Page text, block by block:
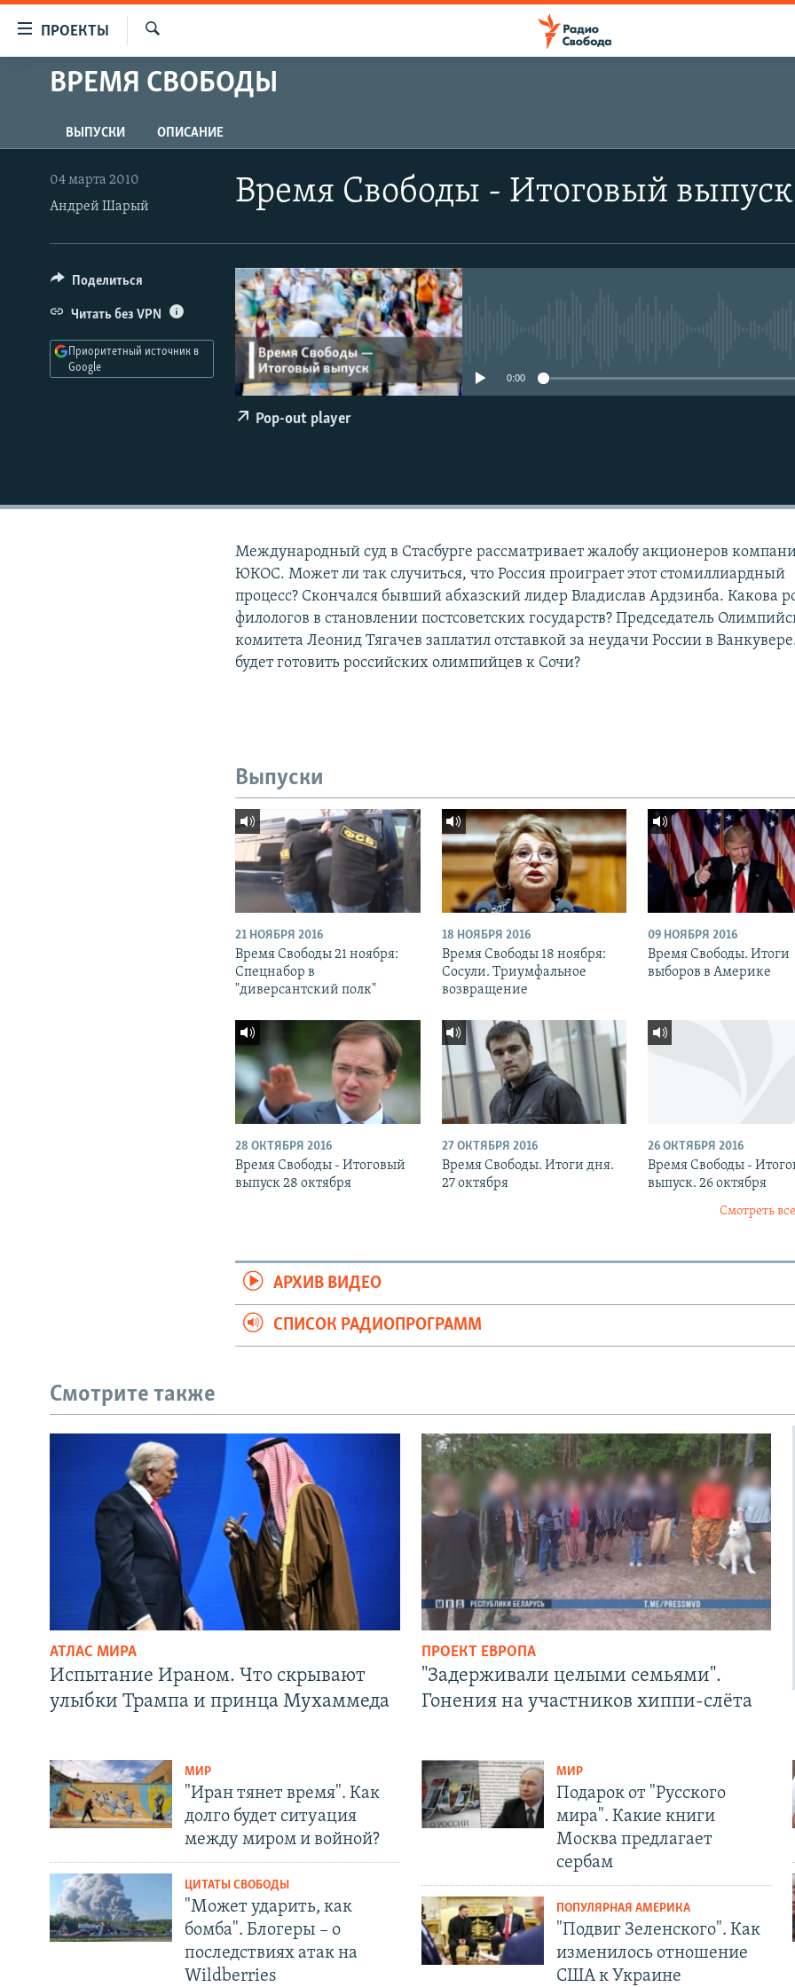
упрощенного
Вернуться
к
основному
содержанию
навигации
Вернутся
ПРОЕКТЫ
ПРОГРАММЫ
АВТОРСКИЕ ПРОЕКТЫ
ЦИТАТЫ СВОБОДЫ
МНЕНИЯ
КУЛЬТУРА
IDEL.РЕАЛИИ
КАВКАЗ.РЕАЛИИ
СЕВЕР.РЕАЛИИ
СИБИРЬ.РЕАЛИИ
ВРЕМЯ СВОБОДЫ
ВЫПУСКИ ОПИСАНИЕ
Время Свободы - Итоговый выпуск
04 марта 2010
Андрей Шарый
0:00
Pop-out player
Поделиться
Читать без VPN
Приоритетный источник в
Google
Международный суд в Стасбурге рассматривает жалобу акционеров
ЮКОС. Может ли так случиться, что Россия проиграет этот стомиллиардный
процесс? Скончался бывший абхазский лидер Владислав Ардзинба. Какова
филологов в становлении постсоветских государств? Председатель
комитета Леонид Тягачев заплатил отставкой за неудачи России в
будет готовить российских олимпийцев к Сочи?
Выпуски
21 НОЯБРЯ 2016
Время Свободы 21 ноября:
Спецнабор в
"диверсантский полк"
18 НОЯБРЯ 2016
Время Свободы 18 ноября:
Сосули. Триумфальное
возвращение
09 НОЯБРЯ 2016
Время Свободы. Итоги
выборов в Америке
28 ОКТЯБРЯ 2016
Время Свободы - Итоговый
выпуск 28 октября
27 ОКТЯБРЯ 2016
Время Свободы. Итоги дня.
27 октября
26 ОКТЯБРЯ 2016
Время Свободы -
выпуск. 26 октября
Смотреть
АРХИВ ВИДЕО
СПИСОК РАДИОПРОГРАММ
Смотрите также
АТЛАС МИРА
Испытание Ираном. Что скрывают
улыбки Трампа и принца Мухаммеда
ПРОЕКТ ЕВРОПА
"Задерживали целыми семьями".
Гонения на участников хиппи-слёта
МИР
"Иран тянет время". Как
долго будет ситуация
между миром и войной?
ЦИТАТЫ СВОБОДЫ
"Может ударить, как
бомба". Блогеры – о
последствиях атак на
Wildberries
МИР
Подарок от "Русского
мира". Какие книги
Москва предлагает
сербам
ПОПУЛЯРНАЯ АМЕРИКА
"Подвиг Зеленского". Как
изменилось отношение
США к Украине